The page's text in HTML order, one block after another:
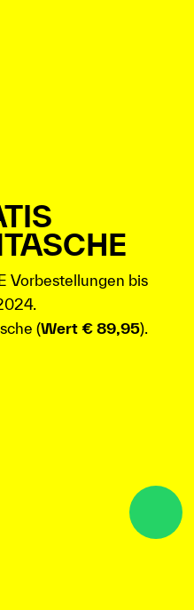
Vorbestellungen bis
(Wert € 89,95).